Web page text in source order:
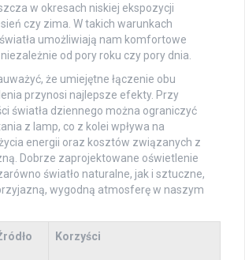
w okresach niskiej ekspozycji
czy zima. W takich warunkach
umożliwiają nam komfortowe
od pory roku czy pory dnia.
że umiejętne łączenie obu
przynosi najlepsze efekty. Przy
światła dziennego można ograniczyć
z lamp, co z kolei wpływa na
energii oraz kosztów związanych z
Dobrze zaprojektowane oświetlenie
światło naturalne, jak i sztuczne,
wygodną atmosferę w naszym
Korzyści